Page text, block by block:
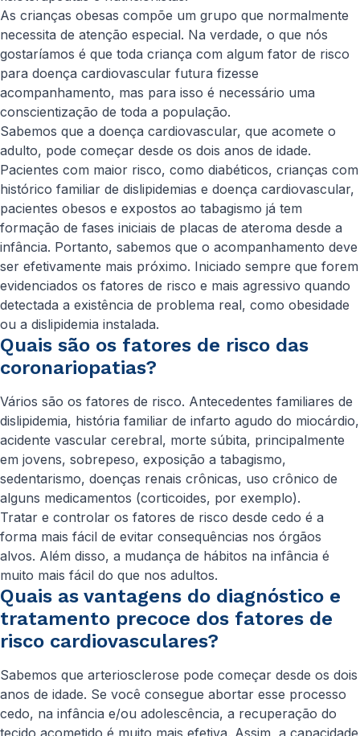
As crianças obesas compõe um grupo que normalmente
necessita de atenção especial. Na verdade, o que nós
gostaríamos é que toda criança com algum fator de risco
para doença cardiovascular futura fizesse
acompanhamento, mas para isso é necessário uma
conscientização de toda a população.
Sabemos que a doença cardiovascular, que acomete o
adulto, pode começar desde os dois anos de idade.
Pacientes com maior risco, como diabéticos, crianças com
histórico familiar de dislipidemias e doença cardiovascular,
pacientes obesos e expostos ao tabagismo já tem
formação de fases iniciais de placas de ateroma desde a
infância. Portanto, sabemos que o acompanhamento deve
ser efetivamente mais próximo. Iniciado sempre que forem
evidenciados os fatores de risco e mais agressivo quando
detectada a existência de problema real, como obesidade
ou a dislipidemia instalada.
Quais são os fatores de risco das
coronariopatias?
Vários são os fatores de risco. Antecedentes familiares de
dislipidemia, história familiar de infarto agudo do miocárdio,
acidente vascular cerebral, morte súbita, principalmente
em jovens, sobrepeso, exposição a tabagismo,
sedentarismo, doenças renais crônicas, uso crônico de
alguns medicamentos (corticoides, por exemplo).
Tratar e controlar os fatores de risco desde cedo é a
forma mais fácil de evitar consequências nos órgãos
alvos. Além disso, a mudança de hábitos na infância é
muito mais fácil do que nos adultos.
Quais as vantagens do diagnóstico e
tratamento precoce dos fatores de
risco cardiovasculares?
Sabemos que arteriosclerose pode começar desde os dois
anos de idade. Se você consegue abortar esse processo
cedo, na infância e/ou adolescência, a recuperação do
tecido acometido é muito mais efetiva. Assim, a capacidade